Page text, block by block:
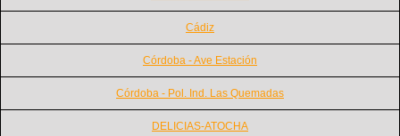
Cádiz
Córdoba - Ave Estación
Córdoba - Pol. Ind. Las Quemadas
DELICIAS-ATOCHA